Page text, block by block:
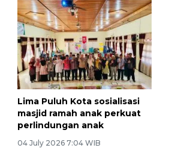
Lima Puluh Kota sosialisasi
masjid ramah anak perkuat
perlindungan anak
04 July 2026 7:04 WIB